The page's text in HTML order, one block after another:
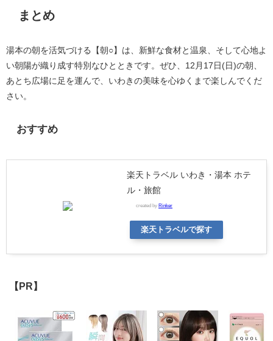
まとめ
湯本の朝を活気づける【朝○】は、新鮮な食材と温泉、そして心地よ
い朝陽が織り成す特別なひとときです。ぜひ、12月17日(日)の朝、
あとち広場に足を運んで、いわきの美味を心ゆくまで楽しんでくだ
さい。
おすすめ
楽天トラベル いわき・湯本 ホテ
ル・旅館
created by Rinker
楽天トラベルで探す
【PR】